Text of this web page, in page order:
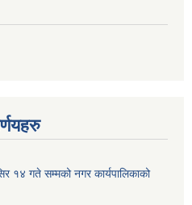
गते सम्मको नगर कार्यपालिकाको